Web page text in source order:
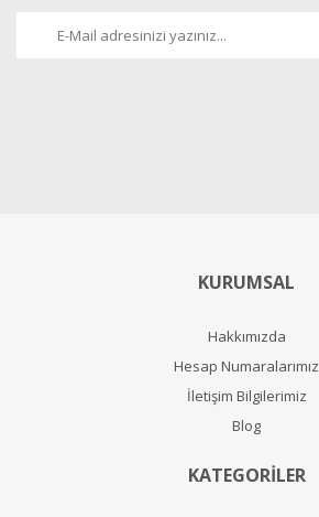
KURUMSAL
Hakkımızda
Hesap Numaralarımız
İletişim Bilgilerimiz
Blog
KATEGORİLER